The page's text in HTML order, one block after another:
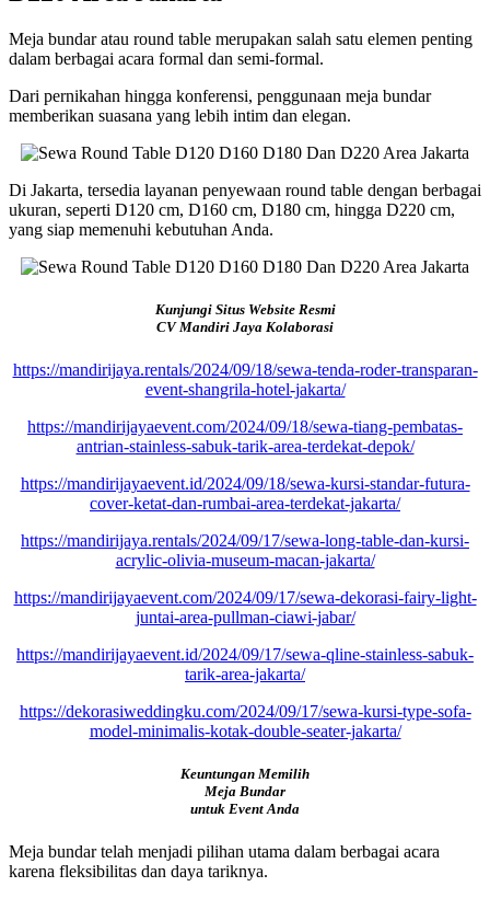
Meja bundar atau round table merupakan salah satu elemen penting
dalam berbagai acara formal dan semi-formal.
Dari pernikahan hingga konferensi, penggunaan meja bundar
memberikan suasana yang lebih intim dan elegan.
Di Jakarta, tersedia layanan penyewaan round table dengan berbagai
ukuran, seperti D120 cm, D160 cm, D180 cm, hingga D220 cm,
yang siap memenuhi kebutuhan Anda.
Kunjungi Situs Website Resmi
CV Mandiri Jaya Kolaborasi
https://mandirijaya.rentals/2024/09/18/sewa-tenda-roder-transparan-
event-shangrila-hotel-jakarta/
https://mandirijayaevent.com/2024/09/18/sewa-tiang-pembatas-
antrian-stainless-sabuk-tarik-area-terdekat-depok/
https://mandirijayaevent.id/2024/09/18/sewa-kursi-standar-futura-
cover-ketat-dan-rumbai-area-terdekat-jakarta/
https://mandirijaya.rentals/2024/09/17/sewa-long-table-dan-kursi-
acrylic-olivia-museum-macan-jakarta/
https://mandirijayaevent.com/2024/09/17/sewa-dekorasi-fairy-light-
juntai-area-pullman-ciawi-jabar/
https://mandirijayaevent.id/2024/09/17/sewa-qline-stainless-sabuk-
tarik-area-jakarta/
https://dekorasiweddingku.com/2024/09/17/sewa-kursi-type-sofa-
model-minimalis-kotak-double-seater-jakarta/
Keuntungan Memilih
Meja Bundar
untuk Event Anda
Meja bundar telah menjadi pilihan utama dalam berbagai acara
karena fleksibilitas dan daya tariknya.